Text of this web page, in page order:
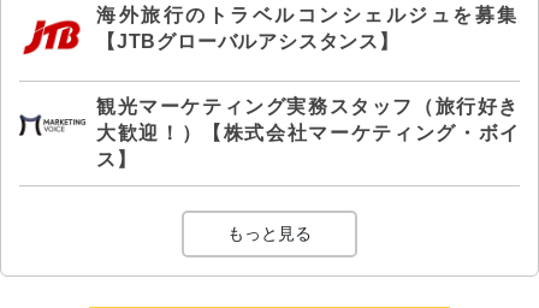
海外旅行のトラベルコンシェルジュを募集
【JTBグローバルアシスタンス】
観光マーケティング実務スタッフ（旅行好き
大歓迎！）【株式会社マーケティング・ボイ
ス】
もっと見る